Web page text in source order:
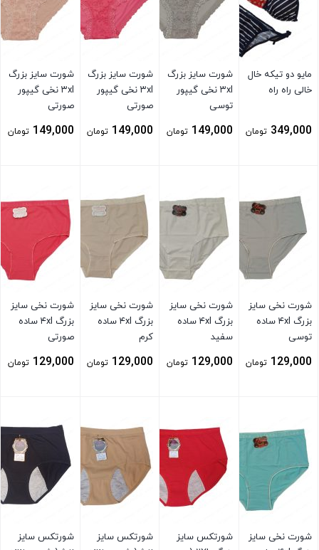
مایو دو تیکه خال
خالی راه راه
349,000 تومان
شورت سایز بزرگ
۳xl نخی گیپور
توسی
149,000 تومان
شورت سایز بزرگ
۳xl نخی گیپور
صورتی
149,000 تومان
شورت سایز بزرگ
۳xl نخی گیپور
صورتی
149,000 تومان
شورت نخی سایز
بزرگ ۴xl ساده
توسی
129,000 تومان
شورت نخی سایز
بزرگ ۴xl ساده
سفید
129,000 تومان
شورت نخی سایز
بزرگ ۴xl ساده
کرم
129,000 تومان
شورت نخی سایز
بزرگ ۴xl ساده
صورتی
129,000 تومان
شورت نخی سایز
شورتکس سایز
شورتکس سایز
شورتکس سایز